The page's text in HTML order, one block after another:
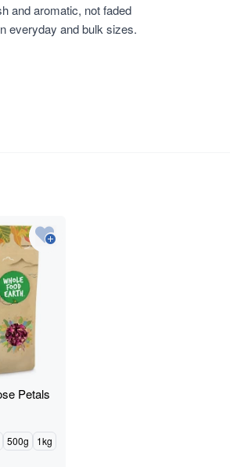
and aromatic, not faded
everyday and bulk sizes.
Petals
500g
1kg